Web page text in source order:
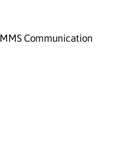
MMS Communication